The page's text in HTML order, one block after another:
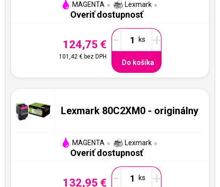
MAGENTA Lexmark
Overiť dostupnosť
124,75 €
101,42 €bez DPH
- +
Do košíka
Lexmark 80C2XM0 - originálny
MAGENTA Lexmark
Overiť dostupnosť
132,95 € - +